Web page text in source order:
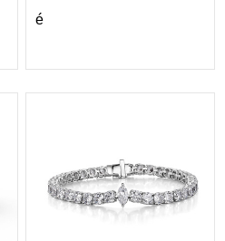
ORRO Astrée II Sol...